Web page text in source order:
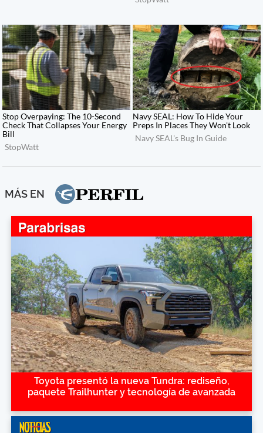
MÁS EN
Toyota presentó la nueva Tundra: rediseño,
paquete Trailhunter y tecnología de avanzada